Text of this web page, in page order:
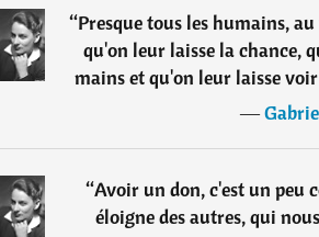
“Presque tous les humains,
qu'on leur laisse la chance,
mains et qu'on leur laisse
―
“Avoir un don, c'est un peu
éloigne des autres, qui